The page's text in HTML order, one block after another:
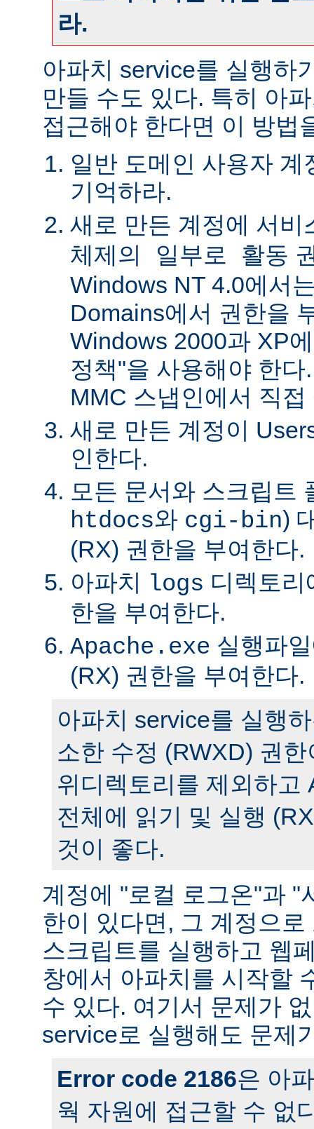
라.
아파치 service를 실행하
만들 수도 있다. 특히 아
접근해야 한다면 이 방법
일반 도메인 사용자
기억하라.
새로 만든 계정에 서비
체제의 일부로 활동
Windows NT 4.0에서
Domains에서 권한을
Windows 2000과 XP
정책"을 사용해야 한
MMC 스냅인에서 직
새로 만든 계정이
인한다.
모든 문서와 스크립트
htdocs와 cgi-bin)
(RX) 권한을 부여한다.
아파치 logs 디렉토리
한을 부여한다.
Apache.exe 실행파
(RX) 권한을 부여한다.
아파치 service를 실행
소한 수정 (RWXD) 권
위디렉토리를 제외하고
전체에 읽기 및 실행
것이 좋다.
계정에 "로컬 로그온"과 "
한이 있다면, 그 계정으
스크립트를 실행하고 웹
창에서 아파치를 시작할
수 있다. 여기서 문제가
service로 실행해도 문제
Error code 2186은 아
웍 자원에 접근할 수 없